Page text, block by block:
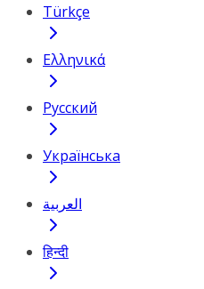
Türkçe
Ελληνικά
Русский
Українська
العربية
हिन्दी